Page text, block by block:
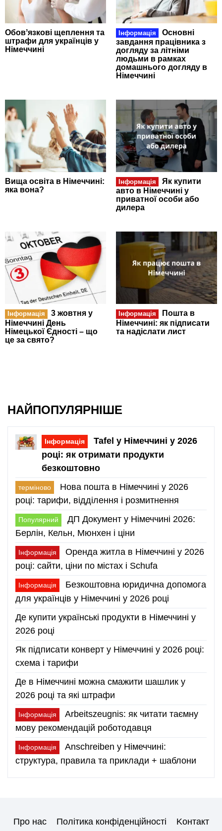
Обовʼязкові щеплення та
штрафи для українців у
Німеччині
Інформація
Основні
завдання працівника з
догляду за літніми
людьми в рамках
домашнього догляду в
Німеччині
Вища освіта в Німеччині:
яка вона?
Інформація
Як купити
авто в Німеччині у
приватної особи або
дилера
Інформація
3 жовтня у
Німеччині День
Німецької Єдності – що
це за свято?
Інформація
Пошта в
Німеччині: як підписати
та надіслати лист
НАЙПОПУЛЯРНІШЕ
Інформація
Tafel у Німеччині у 2026
році: як отримати продукти
безкоштовно
терміново
Нова пошта в Німеччині у 2026
році: тарифи, відділення і розмитнення
Популярний
ДП Документ у Німеччині 2026:
Берлін, Кельн, Мюнхен і ціни
Інформація
Оренда житла в Німеччині у 2026
році: сайти, ціни по містах і Schufa
Інформація
Безкоштовна юридична допомога
для українців у Німеччині у 2026 році
Де купити українські продукти в Німеччині у
2026 році
Як підписати конверт у Німеччині у 2026 році:
схема і тарифи
Де в Німеччині можна смажити шашлик у
2026 році та які штрафи
Інформація
Arbeitszeugnis: як читати таємну
мову рекомендацій роботодавця
Інформація
Anschreiben у Німеччині:
структура, правила та приклади + шаблони
Про нас Політика конфіденційності
Kонтакт